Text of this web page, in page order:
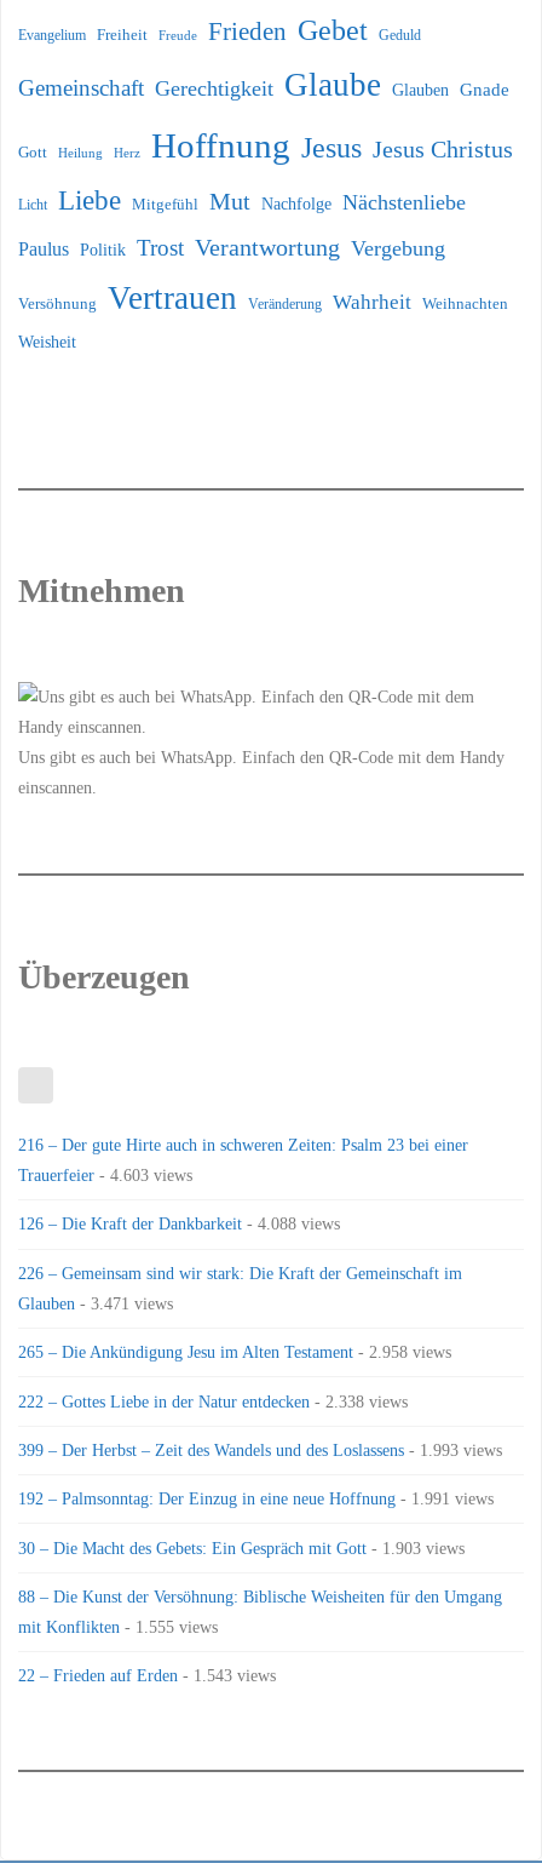
Evangelium Freiheit Freude Frieden Gebet Geduld
Gemeinschaft Gerechtigkeit Glaube Glauben Gnade
Gott Heilung Herz Hoffnung Jesus Jesus Christus
Licht Liebe Mitgefühl Mut Nachfolge Nächstenliebe
Paulus Politik Trost Verantwortung Vergebung
Versöhnung Vertrauen Veränderung Wahrheit Weihnachten
Weisheit
Mitnehmen
Uns gibt es auch bei WhatsApp. Einfach den QR-Code mit dem Handy
einscannen.
Überzeugen
216 – Der gute Hirte auch in schweren Zeiten: Psalm 23 bei einer
Trauerfeier - 4.603 views
126 – Die Kraft der Dankbarkeit - 4.088 views
226 – Gemeinsam sind wir stark: Die Kraft der Gemeinschaft im
Glauben - 3.471 views
265 – Die Ankündigung Jesu im Alten Testament - 2.958 views
222 – Gottes Liebe in der Natur entdecken - 2.338 views
399 – Der Herbst – Zeit des Wandels und des Loslassens - 1.993 views
192 – Palmsonntag: Der Einzug in eine neue Hoffnung - 1.991 views
30 – Die Macht des Gebets: Ein Gespräch mit Gott - 1.903 views
88 – Die Kunst der Versöhnung: Biblische Weisheiten für den Umgang
mit Konflikten - 1.555 views
22 – Frieden auf Erden - 1.543 views